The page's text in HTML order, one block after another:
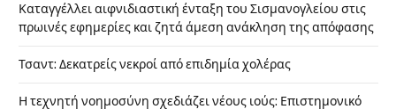
Καταγγέλλει αιφνιδιαστική ένταξη του Σισμανογλείου στις
πρωινές εφημερίες και ζητά άμεση ανάκληση της απόφασης
Τσαντ: Δεκατρείς νεκροί από επιδημία χολέρας
Η τεχνητή νοημοσύνη σχεδιάζει νέους ιούς: Επιστημονικό